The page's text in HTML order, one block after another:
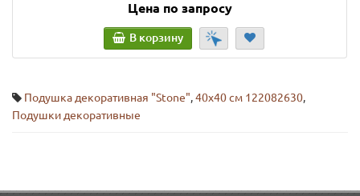
Цена по запросу
В корзину
Подушка декоративная "Stone",40х40 см 122082630,
Подушки декоративные